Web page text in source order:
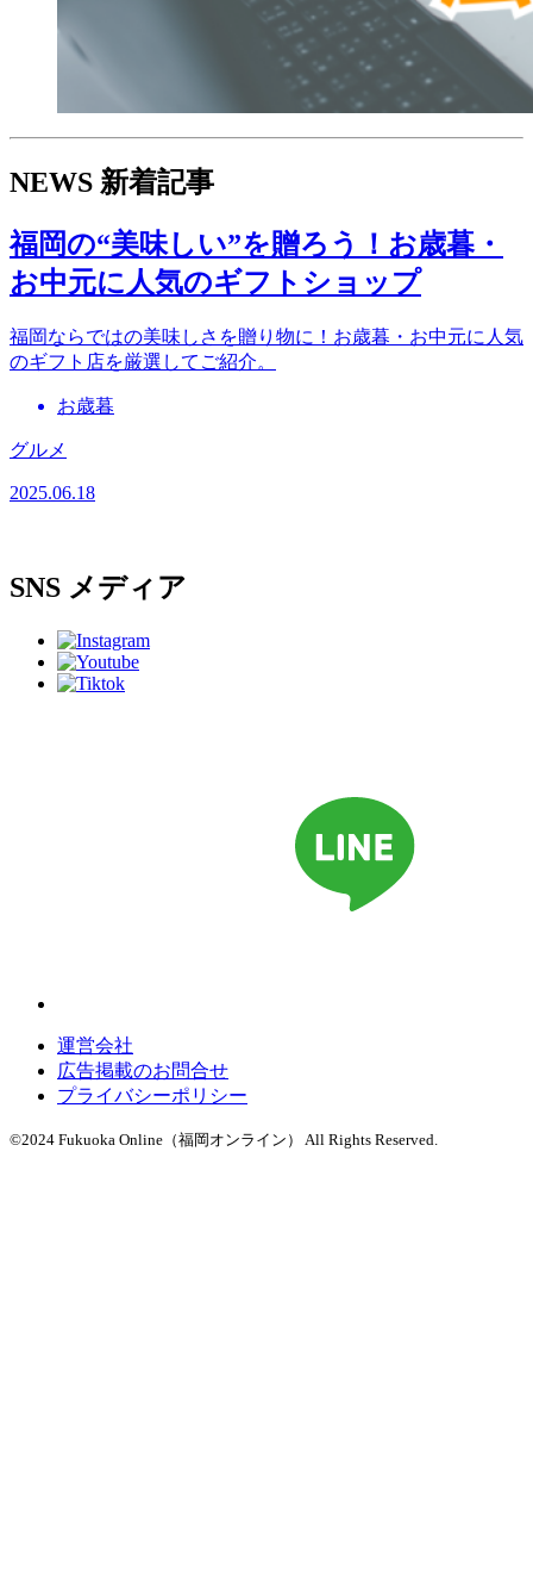
NEWS 新着記事
福岡の“美味しい”を贈ろう！お歳暮・
お中元に人気のギフトショップ
福岡ならではの美味しさを贈り物に！お歳暮・お中元に人気
のギフト店を厳選してご紹介。
お歳暮
グルメ
2025.06.18
SNS メディア
運営会社
広告掲載のお問合せ
プライバシーポリシー
©2024 Fukuoka Online（福岡オンライン） All Rights Reserved.